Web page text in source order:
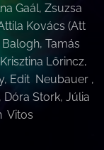
Gaál, Zsuzsa
Kovács (Att
Tamás
Lőrincz,
Edit Neubauer ,
Dóra Stork, Júlia
Vitos